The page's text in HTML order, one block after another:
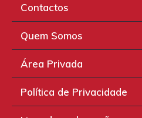
Contactos
Quem Somos
Área Privada
Política de Privacidade